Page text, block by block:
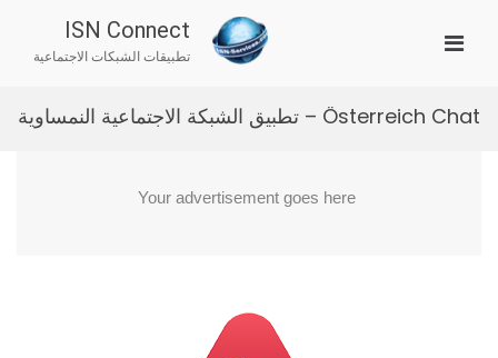
content
ISN Connect
تطبيقات الشبكات الاجتماعيةMenu
Österreich Chat – تطبيق الشبكة الاجتماعية النمساوية